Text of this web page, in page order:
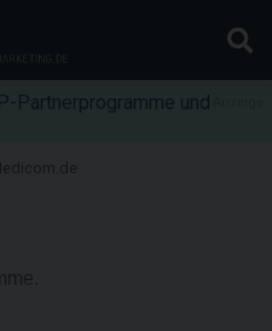
Partnerprogramme und